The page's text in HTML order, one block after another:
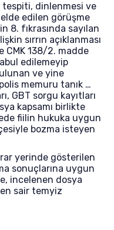
tespiti, dinlenmesi ve
elde edilen görüşme
8. fıkrasında sayılan
sırrın açıklanması
CMK 138/2. madde
edilemeyip
ve yine
memuru tanık …
GBT sorgu kayıtları
kapsamı birlikte
fiilin hukuka uygun
bozma isteyen
yerinde gösterilen
sonuçlarına uygun
incelenen dosya
sair temyiz